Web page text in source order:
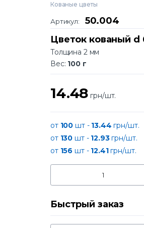
Кованые цветы
Артикул:
50.004
Цветок кованый d
Толщина 2 мм
Вес: 100 г
14.48 грн/шт.
от 100 шт - 13.44 грн/шт.
от 130 шт - 12.93грн/шт.
от 156 шт - 12.41грн/шт.
Быстрый заказ